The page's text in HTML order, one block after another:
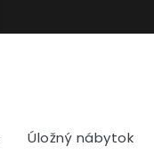
Úložný nábytok